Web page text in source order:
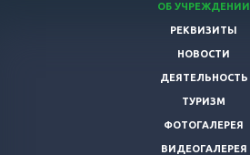
ОБ УЧРЕЖДЕНИИ
РЕКВИЗИТЫ
НОВОСТИ
ДЕЯТЕЛЬНОСТЬ
ТУРИЗМ
ФОТОГАЛЕРЕЯ
ВИДЕОГАЛЕРЕЯ